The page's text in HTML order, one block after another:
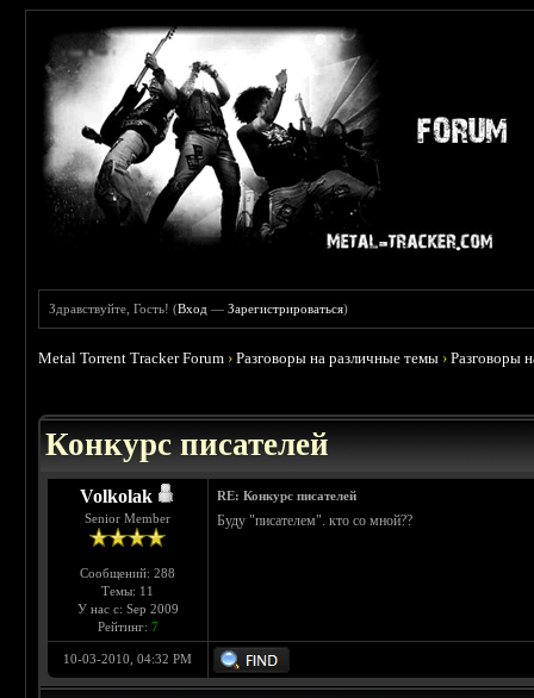
Здравствуйте, Гость! (Вход —Зарегистрироваться)
Metal Torrent Tracker Forum ›Разговоры на различные темы ›Разговоры
Конкурс писателей
Volkolak
Senior Member
Сообщений: 288
Темы: 11
У нас с: Sep 2009
Рейтинг: 7
RE: Конкурс писателей
Буду "писателем". кто со мной??
10-03-2010, 04:32 PM